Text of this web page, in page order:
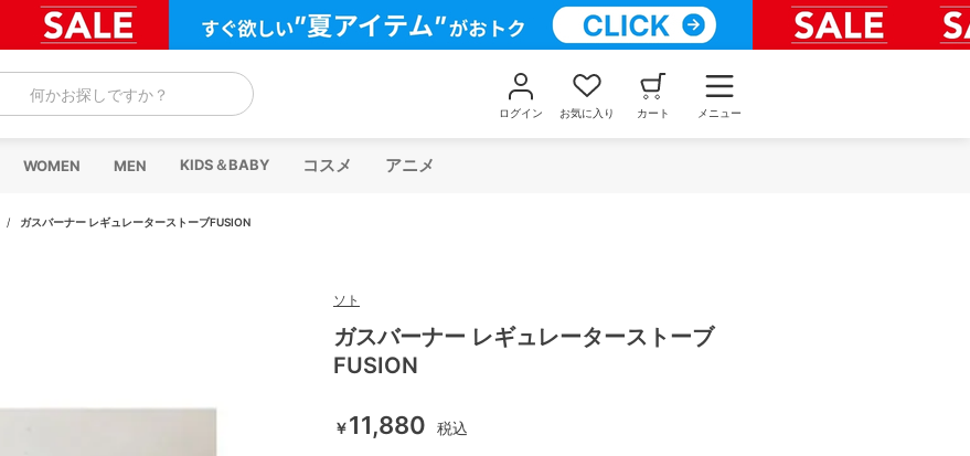
何かお探しですか？
ログイン お気に入り カート メニュー
WOMEN MEN KIDS＆BABY コスメ アニメ
/ ガスバーナー レギュレーターストーブFUSION
ソト
ガスバーナー レギュレーターストーブ
FUSION
￥11,880 税込